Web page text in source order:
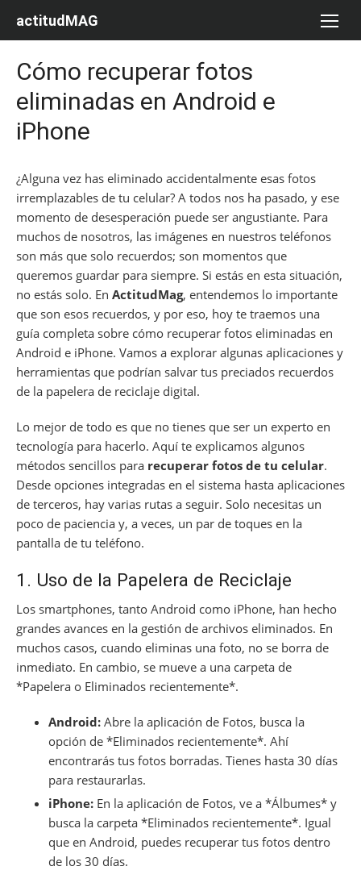
actitudMAG
Cómo recuperar fotos
eliminadas en Android e
iPhone
¿Alguna vez has eliminado accidentalmente esas fotos
irremplazables de tu celular? A todos nos ha pasado, y ese
momento de desesperación puede ser angustiante. Para
muchos de nosotros, las imágenes en nuestros teléfonos
son más que solo recuerdos; son momentos que
queremos guardar para siempre. Si estás en esta situación,
no estás solo. En ActitudMag, entendemos lo importante
que son esos recuerdos, y por eso, hoy te traemos una
guía completa sobre cómo recuperar fotos eliminadas en
Android e iPhone. Vamos a explorar algunas aplicaciones y
herramientas que podrían salvar tus preciados recuerdos
de la papelera de reciclaje digital.
Lo mejor de todo es que no tienes que ser un experto en
tecnología para hacerlo. Aquí te explicamos algunos
métodos sencillos para recuperar fotos de tu celular.
Desde opciones integradas en el sistema hasta aplicaciones
de terceros, hay varias rutas a seguir. Solo necesitas un
poco de paciencia y, a veces, un par de toques en la
pantalla de tu teléfono.
1. Uso de la Papelera de Reciclaje
Los smartphones, tanto Android como iPhone, han hecho
grandes avances en la gestión de archivos eliminados. En
muchos casos, cuando eliminas una foto, no se borra de
inmediato. En cambio, se mueve a una carpeta de
*Papelera o Eliminados recientemente*.
Android: Abre la aplicación de Fotos, busca la
opción de *Eliminados recientemente*. Ahí
encontrarás tus fotos borradas. Tienes hasta 30 días
para restaurarlas.
iPhone: En la aplicación de Fotos, ve a *Álbumes* y
busca la carpeta *Eliminados recientemente*. Igual
que en Android, puedes recuperar tus fotos dentro
de los 30 días.